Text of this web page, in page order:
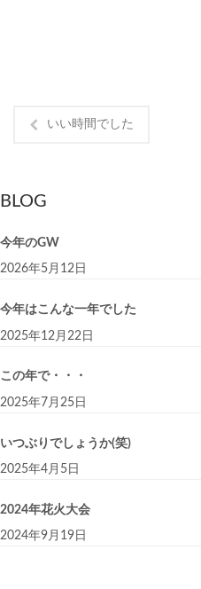
いい時間でした
BLOG
今年のGW
2026年5月12日
今年はこんな一年でした
2025年12月22日
この年で・・・
2025年7月25日
いつぶりでしょうか(笑)
2025年4月5日
2024年花火大会
2024年9月19日